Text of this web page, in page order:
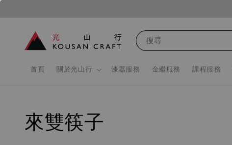
搜尋
首頁 關於光山行 漆器服務 金繼服務 課程服務
來雙筷子